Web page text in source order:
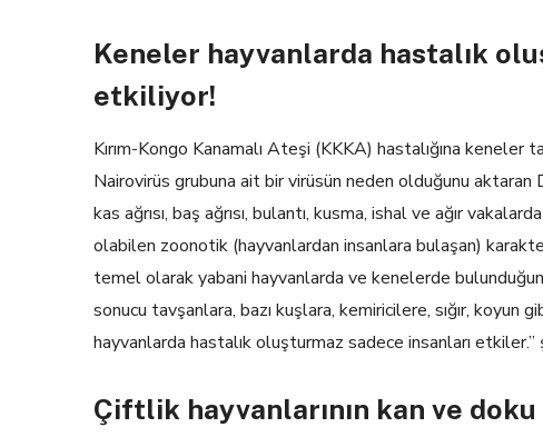
Keneler hayvanlarda hastalık
etkiliyor!
Kırım-Kongo Kanamalı Ateşi (KKKA) hastalığına keneler
Nairovirüs grubuna ait bir virüsün neden olduğunu aktaran
kas ağrısı, baş ağrısı, bulantı, kusma, ishal ve ağır
olabilen zoonotik (hayvanlardan insanlara bulaşan)
temel olarak yabani hayvanlarda ve kenelerde
sonucu tavşanlara, bazı kuşlara, kemiricilere, sığır, koyun
hayvanlarda hastalık oluşturmaz sadece insanları
Çiftlik hayvanlarının kan ve